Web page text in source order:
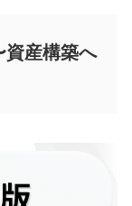
産構築へ